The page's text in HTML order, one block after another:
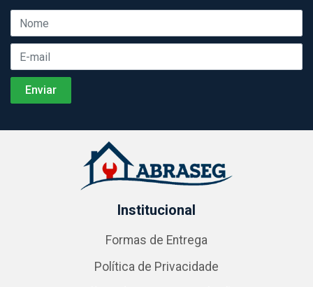
Institucional
Formas de Entrega
Política de Privacidade